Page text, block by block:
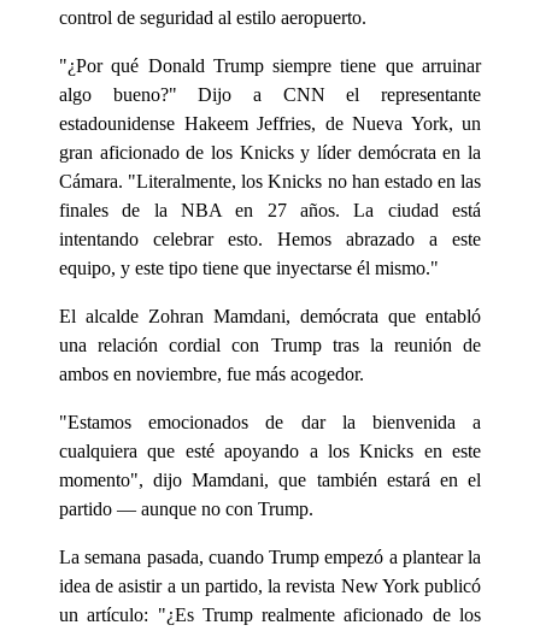
control de seguridad al estilo aeropuerto.
"¿Por qué Donald Trump siempre tiene que arruinar
algo bueno?" Dijo a CNN el representante
estadounidense Hakeem Jeffries, de Nueva York, un
gran aficionado de los Knicks y líder demócrata en la
Cámara. "Literalmente, los Knicks no han estado en las
finales de la NBA en 27 años. La ciudad está
intentando celebrar esto. Hemos abrazado a este
equipo, y este tipo tiene que inyectarse él mismo."
El alcalde Zohran Mamdani, demócrata que entabló
una relación cordial con Trump tras la reunión de
ambos en noviembre, fue más acogedor.
"Estamos emocionados de dar la bienvenida a
cualquiera que esté apoyando a los Knicks en este
momento", dijo Mamdani, que también estará en el
partido — aunque no con Trump.
La semana pasada, cuando Trump empezó a plantear la
idea de asistir a un partido, la revista New York publicó
un artículo: "¿Es Trump realmente aficionado de los